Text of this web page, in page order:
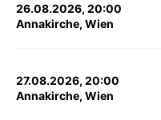
26.08.2026, 20:00
Annakirche, Wien
27.08.2026, 20:00
Annakirche, Wien